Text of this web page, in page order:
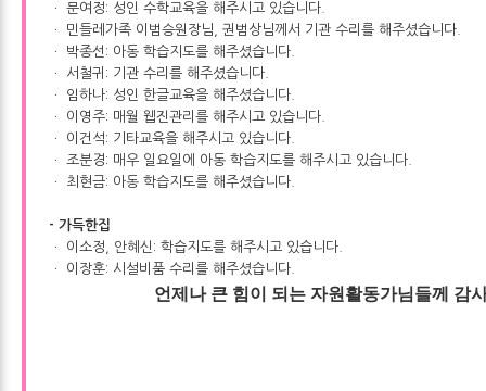
ㆍ 문여정: 성인 수학교육을 해주시고 있습니다.
ㆍ 민들레가족 이범승원장님, 권범상님께서 기관 수리를 해주셨습니다.
ㆍ 박종선: 아동 학습지도를 해주셨습니다.
ㆍ 서철귀: 기관 수리를 해주셨습니다.
ㆍ 임하나: 성인 한글교육을 해주셨습니다.
ㆍ 이영주: 매월 웹진관리를 해주시고 있습니다.
ㆍ 이건석: 기타교육을 해주시고 있습니다.
ㆍ 조분경: 매우 일요일에 아동 학습지도를 해주시고 있습니다.
ㆍ 최현금: 아동 학습지도를 해주셨습니다.
- 가득한집
ㆍ 이소정, 안혜신: 학습지도를 해주시고 있습니다.
ㆍ 이장훈: 시설비품 수리를 해주셨습니다.
언제나 큰 힘이 되는 자원활동가님들께 감